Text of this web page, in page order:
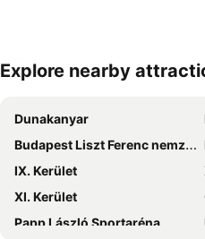
Nagy méretű térkép
Explore nearby
Dunakanyar
Budapest Liszt Ferenc nemzetközi repülőtér
IX. Kerület
XI. Kerület
Papp László Sportaréna